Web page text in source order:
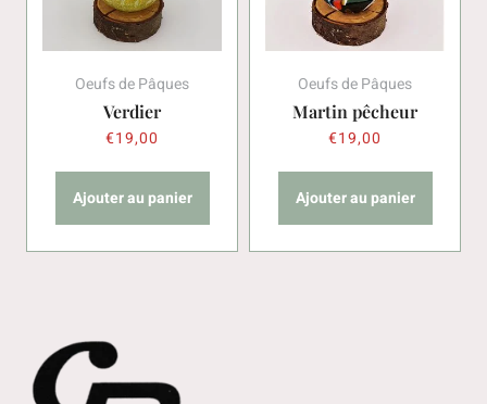
Oeufs de Pâques
Verdier
€19,00
Ajouter au panier
Oeufs de Pâques
Martin pêcheur
€19,00
Ajouter au panier